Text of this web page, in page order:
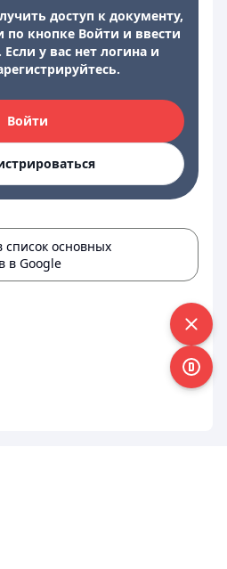
доступ к документу,
по кнопке Войти и ввести
у вас нет логина и
Войти
список основных
в Google